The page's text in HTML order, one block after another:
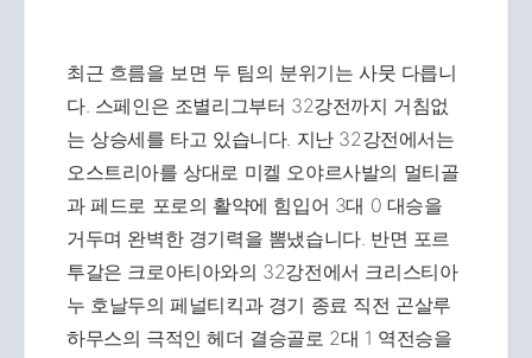
최근 흐름을 보면 두 팀의 분위기는 사뭇 다릅니
다. 스페인은 조별리그부터 32강전까지 거침없
는 상승세를 타고 있습니다. 지난 32강전에서는
오스트리아를 상대로 미켈 오야르사발의 멀티골
과 페드로 포로의 활약에 힘입어 3대 0 대승을
거두며 완벽한 경기력을 뽐냈습니다. 반면 포르
투갈은 크로아티아와의 32강전에서 크리스티아
누 호날두의 페널티킥과 경기 종료 직전 곤살루
하무스의 극적인 헤더 결승골로 2대 1 역전승을